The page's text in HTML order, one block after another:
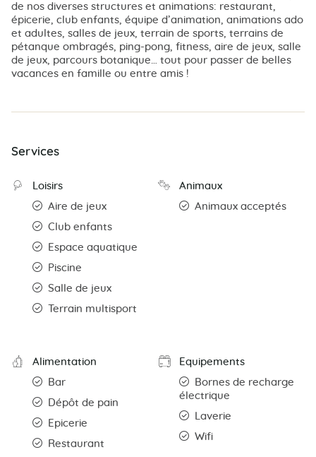
de nos diverses structures et animations: restaurant,
épicerie, club enfants, équipe d’animation, animations ado
et adultes, salles de jeux, terrain de sports, terrains de
pétanque ombragés, ping-pong, fitness, aire de jeux, salle
de jeux, parcours botanique… tout pour passer de belles
vacances en famille ou entre amis !
Services
Loisirs
Aire de jeux
Club enfants
Espace aquatique
Piscine
Salle de jeux
Terrain multisport
Animaux
Animaux acceptés
Alimentation
Bar
Dépôt de pain
Epicerie
Restaurant
Equipements
Bornes de recharge
électrique
Laverie
Wifi